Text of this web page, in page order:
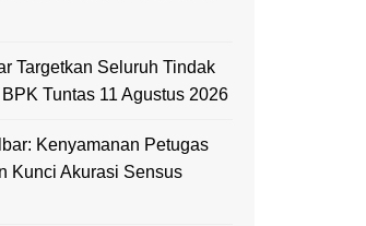
Targetkan Seluruh Tindak
Tuntas 11 Agustus 2026
Kenyamanan Petugas
Kunci Akurasi Sensus